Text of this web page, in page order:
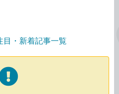
・新着記事一覧